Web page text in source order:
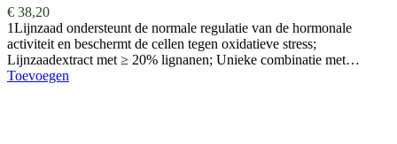
€ 38,20
1Lijnzaad ondersteunt de normale regulatie van de hormonale
activiteit en beschermt de cellen tegen oxidatieve stress;
Lijnzaadextract met ≥ 20% lignanen; Unieke combinatie met…
Toevoegen